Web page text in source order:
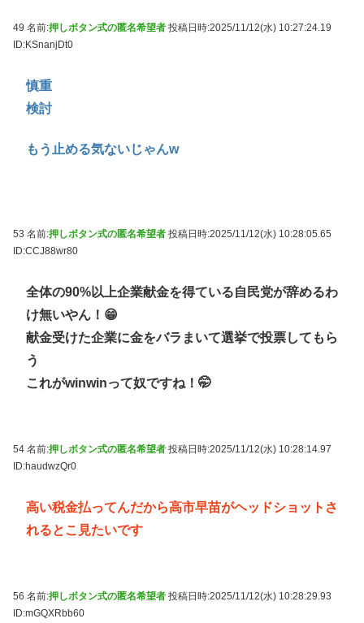
49 名前:押しボタン式の匿名希望者 投稿日時:2025/11/12(水) 10:27:24.19
ID:KSnanjDt0
慎重
検討
もう止める気ないじゃんw
53 名前:押しボタン式の匿名希望者 投稿日時:2025/11/12(水) 10:28:05.65
ID:CCJ88wr80
全体の90%以上企業献金を得ている自民党が辞めるわ
け無いやん！😁
献金受けた企業に金をバラまいて選挙で投票してもら
う
これがwinwinって奴ですね！🤭
54 名前:押しボタン式の匿名希望者 投稿日時:2025/11/12(水) 10:28:14.97
ID:haudwzQr0
高い税金払ってんだから高市早苗がヘッドショットさ
れるとこ見たいです
56 名前:押しボタン式の匿名希望者 投稿日時:2025/11/12(水) 10:28:29.93
ID:mGQXRbb60